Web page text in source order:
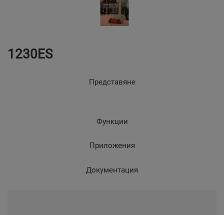
1230ES
Представяне
Функции
Приложения
Документация